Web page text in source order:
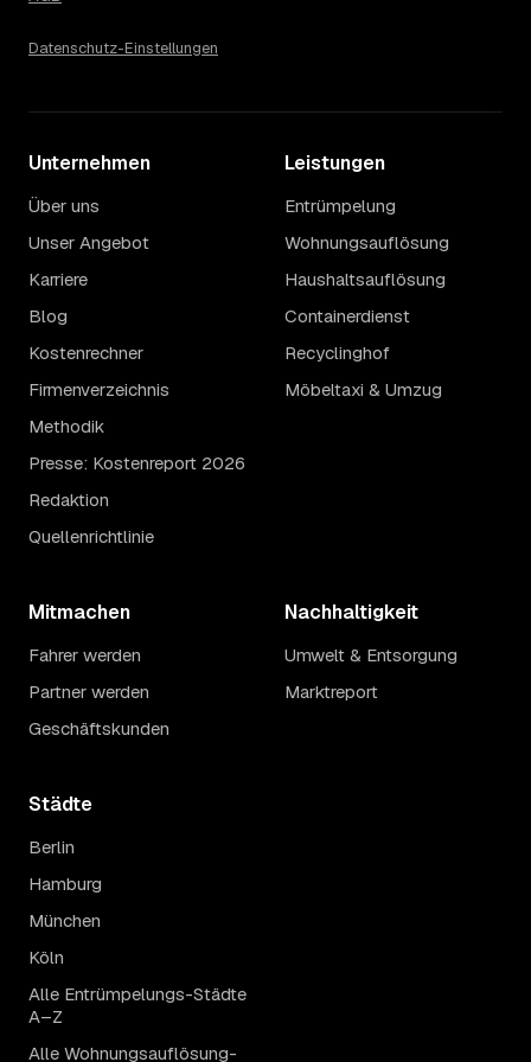
kostenlosen Einschätzung.
Datenschutz-Einstellungen
Unternehmen
Über uns
Unser Angebot
Karriere
Blog
Kostenrechner
Firmenverzeichnis
Methodik
Presse: Kostenreport 2026
Redaktion
Quellenrichtlinie
Leistungen
Entrümpelung
Wohnungsauflösung
Haushaltsauflösung
Containerdienst
Recyclinghof
Möbeltaxi & Umzug
Mitmachen
Fahrer werden
Partner werden
Geschäftskunden
Nachhaltigkeit
Umwelt & Entsorgung
Marktreport
Städte
Berlin
Hamburg
München
Köln
Alle Entrümpelungs-Städte
A–Z
Alle Wohnungsauflösung-